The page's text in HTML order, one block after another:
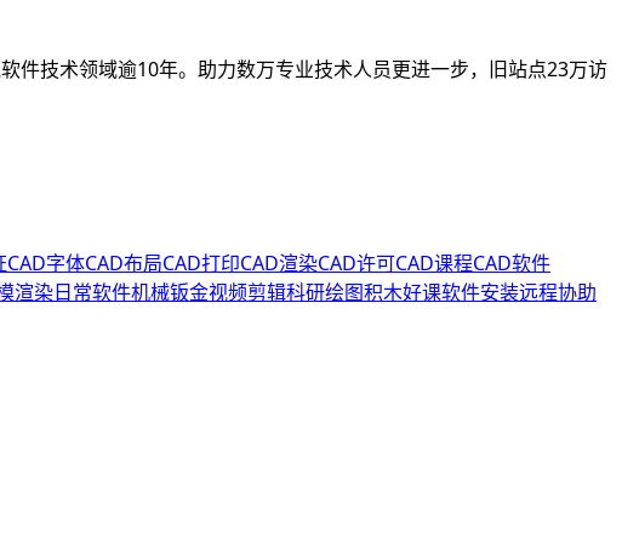
技术领域逾10年。助力数万专业技术人员更进一步，旧站点23万访
CAD字体CAD布局CAD打印CAD渲染CAD许可CAD课程CAD软件
渲染日常软件机械钣金视频剪辑科研绘图积木好课软件安装远程协助